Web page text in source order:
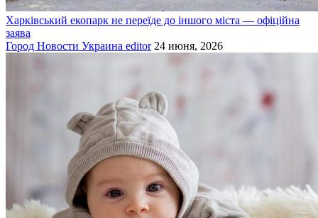
Харківський екопарк не переїде до іншого міста — офіційна
заява
Город Новости Украина editor 24 июня, 2026